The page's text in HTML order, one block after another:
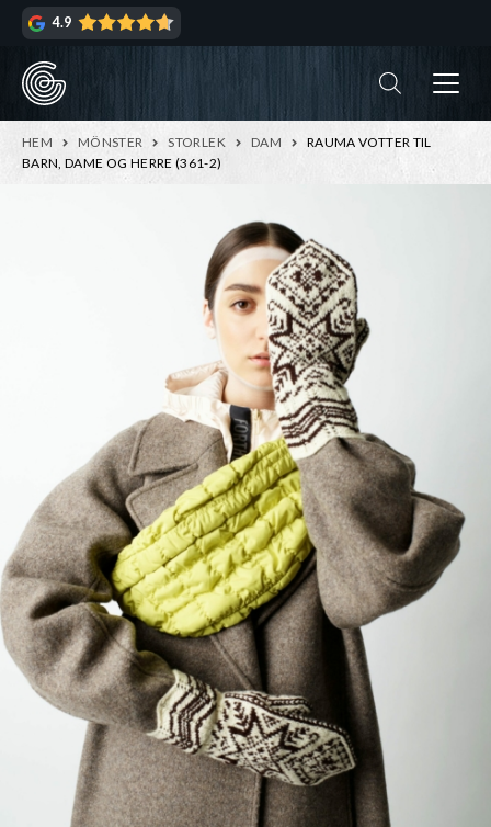
Hoppa
navigering
Hoppa
innehåll
4.9
HEM MÖNSTER STORLEK DAM
RAUMA VOTTER TIL
BARN, DAME OG HERRE (361-2)